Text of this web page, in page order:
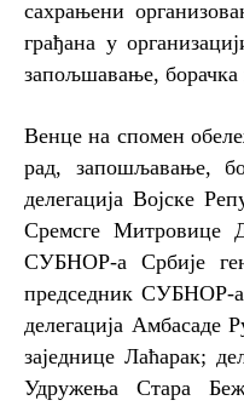
сахрањени
грађана у
запољшавање, борачка
Венце на спомен
рад, запошљавање,
делегација Војске
Сремсге Митровице
СУБНОР-а Србије
председник СУБНОР-а
делегација Амбасаде
заједнице Лаћарак;
Удружења Стара